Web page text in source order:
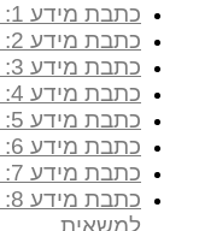
כתבת מידע 1: איך מתחילים
כתבת מידע 2: תאוריה למשאית
כתבת מידע 3: מורה נהיגה למשאית מומלץ
כתבת מידע 4: רישיון נהיגה C1 לבעלי רישיון B
כתבת מידע 5: טופס ירוק לרישיון נהיגה למשאית
כתבת מידע 6: טסט על משאית
כתבת מידע 7: איך למצוא עבודה כנהג משאית
למשאית